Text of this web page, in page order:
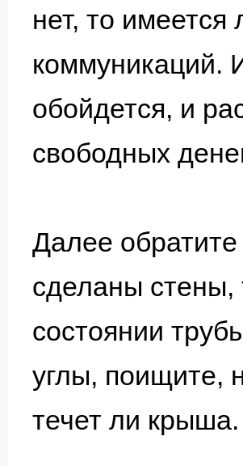
нет, то
коммуникаций.
обойдется, и
свободных
Далее
сделаны стены,
состоянии
углы, поищите,
течет ли крыша.